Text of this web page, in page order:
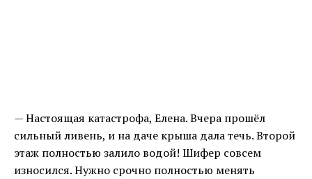
— Настоящая катастрофа, Елена. Вчера прошёл
сильный ливень, и на даче крыша дала течь. Второй
этаж полностью залило водой! Шифер совсем
износился. Нужно срочно полностью менять